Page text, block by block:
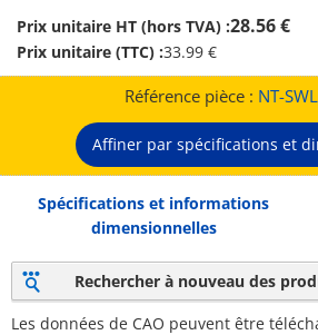
Prix unitaire HT (hors TVA) :28.56 €
Prix unitaire (TTC) :33.99 €
Référence pièce : NT-
Affiner par spécifications et
Spécifications et informations
dimensionnelles
Rechercher à nouveau des
Les données de CAO peuvent être